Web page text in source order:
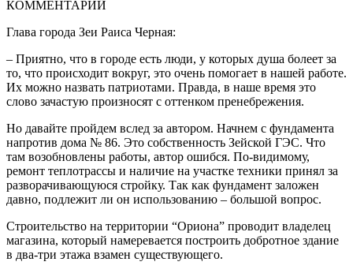
КОММЕНТАРИЙ
Глава города Зеи Раиса Черная:
– Приятно, что в городе есть люди, у которых душа болеет за
то, что происходит вокруг, это очень помогает в нашей работе.
Их можно назвать патриотами. Правда, в наше время это
слово зачастую произносят с оттенком пренебрежения.
Но давайте пройдем вслед за автором. Начнем с фундамента
напротив дома № 86. Это собственность Зейской ГЭС. Что
там возобновлены работы, автор ошибся. По-видимому,
ремонт теплотрассы и наличие на участке техники принял за
разворачивающуюся стройку. Так как фундамент заложен
давно, подлежит ли он использованию – большой вопрос.
Строительство на территории “Ориона” проводит владелец
магазина, который намеревается построить добротное здание
в два-три этажа взамен существующего.